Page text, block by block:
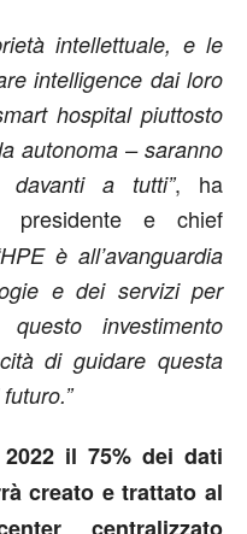
intellettuale, e le
intelligence dai loro
hospital piuttosto
autonoma – saranno
davanti a tutti”, ha
presidente e chief
è all’avanguardia
e dei servizi per
investimento
di guidare questa
il 75% dei dati
creato e trattato al
centralizzato